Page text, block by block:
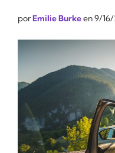
porEmilie Burkeen9/